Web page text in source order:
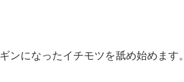
ンになったイチモツを舐め始めます。